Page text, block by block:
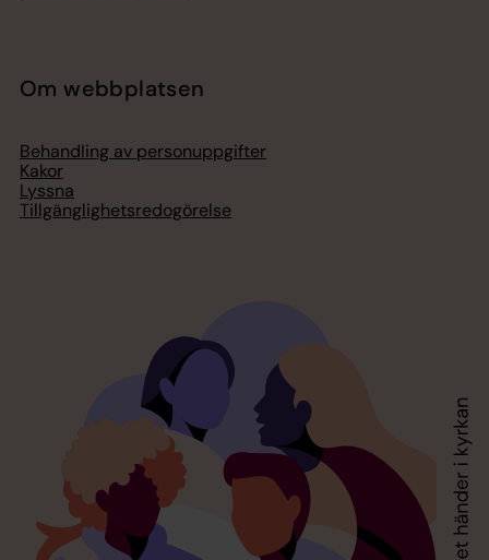
Om webbplatsen
Behandling av personuppgifter
Kakor
Lyssna
Tillgänglighetsredogörelse